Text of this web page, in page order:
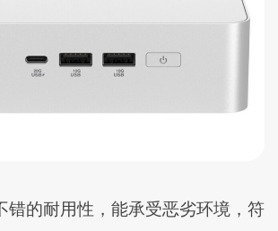
错的耐用性，能承受恶劣环境，符